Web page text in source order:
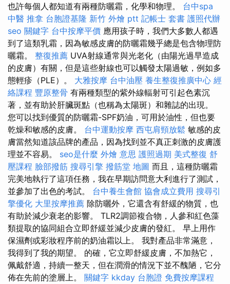
也許每個人都知道有兩種防曬霜，化學和物理。 台中spa
中醫 推拿 台胞證基隆 新竹 外燴 ptt 記帳士 套書 護照代辦
seo 關鍵字 台中按摩平價 應用孩子時，我們大多數人都遇
到了這類乳霜，因為敏感皮膚的防曬霜幾乎總是包含物理防
曬霜。 整復推薦 UVA射線通常與光老化（由陽光過早造成
的皮膚）有關，但是這些射線也可以觸發太陽過敏，例如多
態輕疹（PLE）。 大雅按摩 台中油壓 養生整復推廣中心 經
絡課程 豐原整骨 有兩種類型的紫外線輻射可引起色素沉
著，並有助於肝臟斑點（也稱為太陽斑）和雜誌的出現。
您可以找到優質的防曬霜-SPF奶油，可用於油性，但也要
乾燥和敏感的皮膚。 台中運動按摩 西屯肩頸放鬆 敏感的皮
膚當然知道該品牌的產品，因為找到並不真正刺激的皮膚護
理並不容易。 seo是什麼 外燴 意思 護照過期 美式整復 舒
壓課程 臉部撥筋 搜尋引擎 撥筋堂 地圖 而且，這種防曬霜
完美地執行了這項任務，我在早期訪問意大利進行了測試，
並參加了出色的考試。 台中養生會館 協會成立費用 搜尋引
擎優化 大里按摩推薦 除防曬外，它還含有舒緩的物質，也
有助於減少衰老的影響。 TLR2調節複合物，人參和紅色藻
類提取的協同組合立即舒緩並減少皮膚的發紅。 早上用作
保濕劑或彩妝程序前的奶油霜以上。 我對產品非常滿意，
我得到了我的期望。 的確，它立即舒緩皮膚，不加熱它，
佩戴舒適，持續一整天，但在潤滑的情況下並不醜陋，它分
佈在先前的塗層上。 關鍵字 kkday 台胞證 免費按摩課程